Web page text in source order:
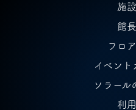
施
館
フロ
イベント
ソラール
利